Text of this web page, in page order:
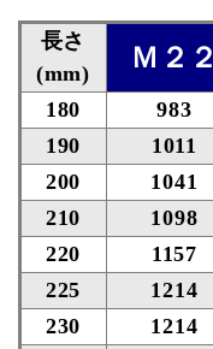
長さ
(mm)
Ｍ２２
180
983
190
1011
200
1041
210
1098
220
1157
225
1214
230
1214